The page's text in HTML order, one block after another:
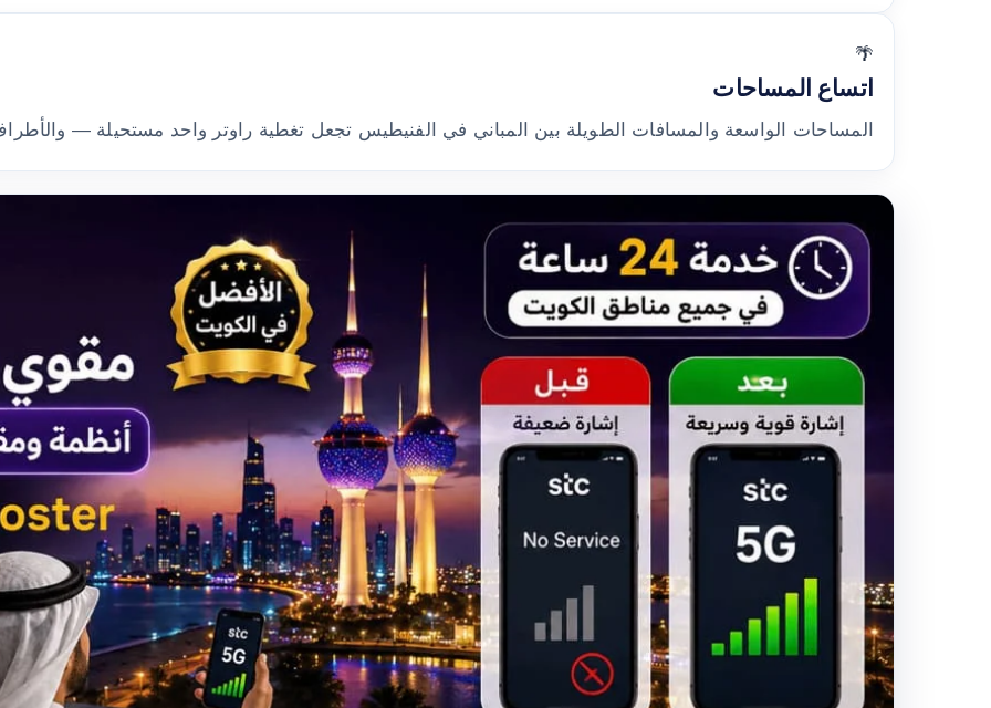
🌴
اتساع المساحات
المساحات الواسعة والمسافات الطويلة بين المباني في الفنيطيس تجعل تغطية راوتر واحد مستحيلة —